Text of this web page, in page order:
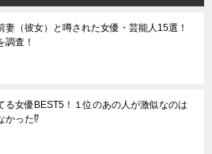
妻（彼女）と噂された女優・芸能人15選！
調査！
る女優BEST5！１位のあの人が激似なのは
かった⁉︎